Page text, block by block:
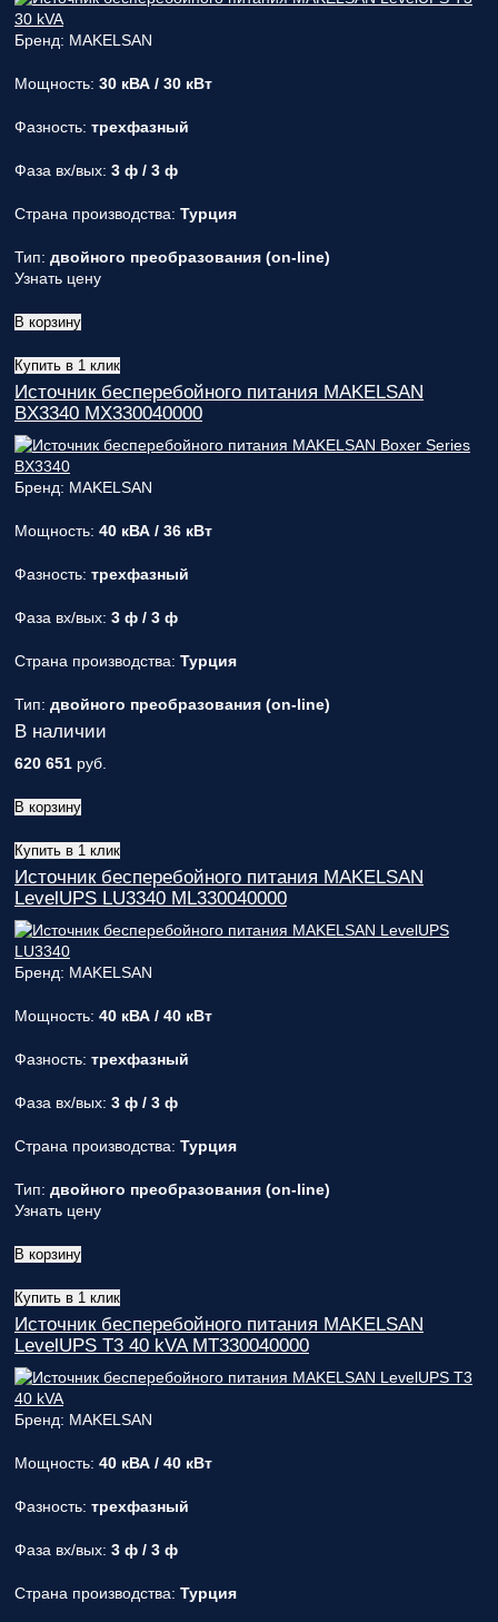
Бренд: MAKELSAN
Мощность: 30 кВА / 30 кВт
Фазность: трехфазный
Фаза вх/вых: 3 ф / 3 ф
Страна производства: Турция
Тип: двойного преобразования (on-line)
Узнать цену
В корзину
Купить в 1 клик
Источник бесперебойного питания MAKELSAN
BX3340 MX330040000
Бренд: MAKELSAN
Мощность: 40 кВА / 36 кВт
Фазность: трехфазный
Фаза вх/вых: 3 ф / 3 ф
Страна производства: Турция
Тип: двойного преобразования (on-line)
В наличии
620 651 руб.
В корзину
Купить в 1 клик
Источник бесперебойного питания MAKELSAN
LevelUPS LU3340 ML330040000
Бренд: MAKELSAN
Мощность: 40 кВА / 40 кВт
Фазность: трехфазный
Фаза вх/вых: 3 ф / 3 ф
Страна производства: Турция
Тип: двойного преобразования (on-line)
Узнать цену
В корзину
Купить в 1 клик
Источник бесперебойного питания MAKELSAN
LevelUPS T3 40 kVA MT330040000
Бренд: MAKELSAN
Мощность: 40 кВА / 40 кВт
Фазность: трехфазный
Фаза вх/вых: 3 ф / 3 ф
Страна производства: Турция